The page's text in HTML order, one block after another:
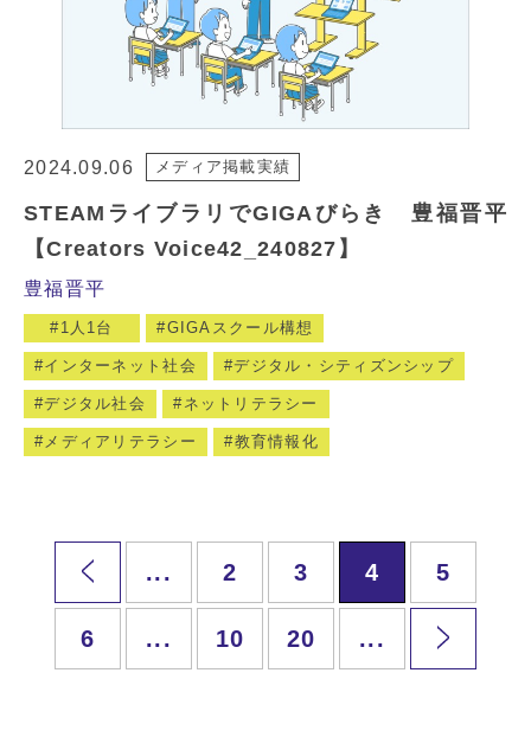
2024.09.06 メディア掲載実績
STEAMライブラリでGIGAびらき 豊福晋平
【Creators Voice42_240827】
豊福晋平
1人1台 GIGAスクール構想
インターネット社会 デジタル・シティズンシップ
デジタル社会 ネットリテラシー
メディアリテラシー 教育情報化
... 2 3 4 5
6 ... 10 20 ...